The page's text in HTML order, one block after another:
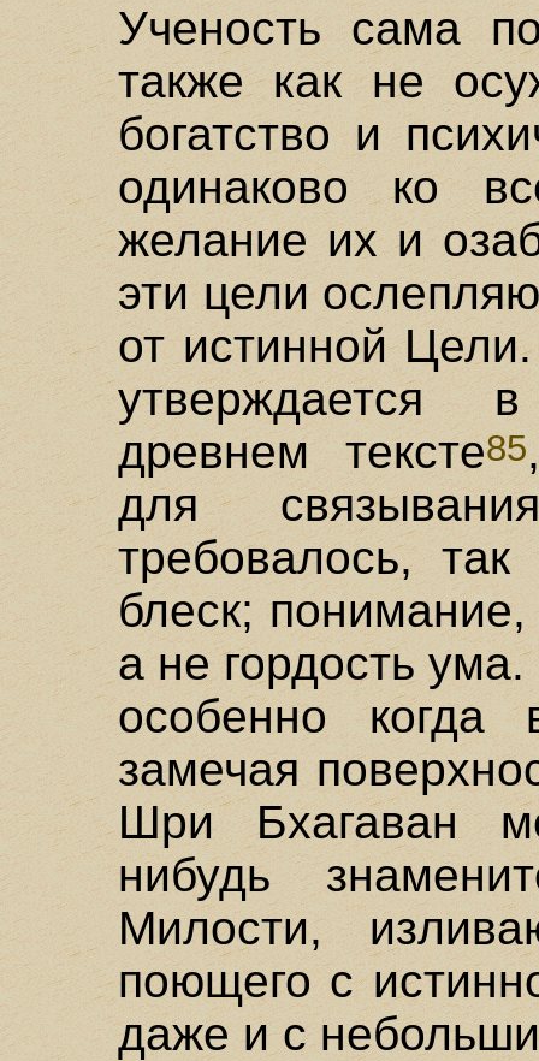
Ученость сама
также как не
богатство и
одинаково ко
желание их и
эти цели
от истинной
утверждается
древнем тексте85
для
требовалось,
блеск;
а не гордость
особенно
замечая
Шри Бхагаван
нибудь
Милости,
поющего с
даже и с